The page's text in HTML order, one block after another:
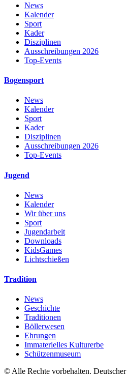
News
Kalender
Sport
Kader
Disziplinen
Ausschreibungen 2026
Top-Events
Bogensport
News
Kalender
Sport
Kader
Disziplinen
Ausschreibungen 2026
Top-Events
Jugend
News
Kalender
Wir über uns
Sport
Jugendarbeit
Downloads
KidsGames
Lichtschießen
Tradition
News
Geschichte
Traditionen
Böllerwesen
Ehrungen
Immaterielles Kulturerbe
Schützenmuseum
© Alle Rechte vorbehalten.